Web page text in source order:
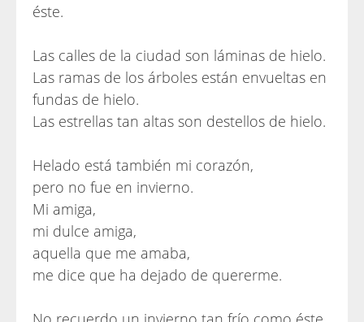
éste.
Las calles de la ciudad son láminas de hielo.
Las ramas de los árboles están envueltas en
fundas de hielo.
Las estrellas tan altas son destellos de hielo.
Helado está también mi corazón,
pero no fue en invierno.
Mi amiga,
mi dulce amiga,
aquella que me amaba,
me dice que ha dejado de quererme.